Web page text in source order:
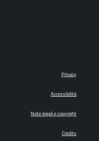
Privacy
Accessibilità
Note legali e copyright
Credits